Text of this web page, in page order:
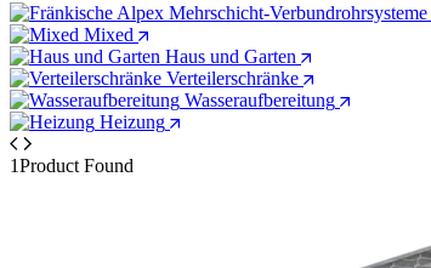
Mixed
Haus und Garten
Verteilerschränke
Wasseraufbereitung
Heizung
1Product Found